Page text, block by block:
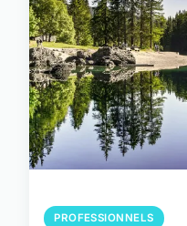
PROFESSIONNELS